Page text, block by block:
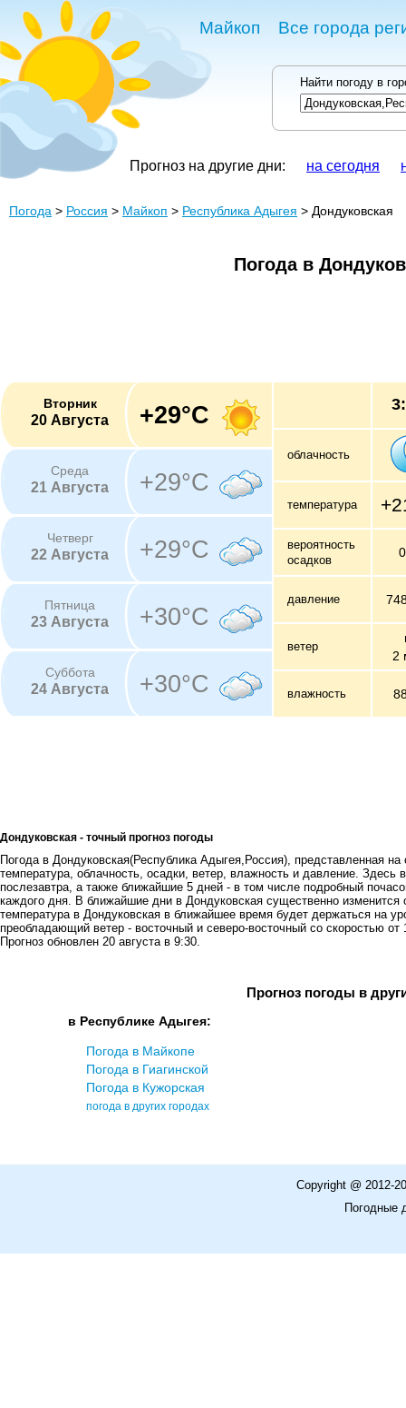
Майкоп Все города
Найти погоду в
Прогноз на другие дни: на сегодня
Погода > Россия > Майкоп > Республика Адыгея > Дондуковская
Погода в
Вторник
20 Августа +29°C
Среда
21 Августа +29°C
Четверг
22 Августа +29°C
Пятница
23 Августа +30°C
Суббота
24 Августа +30°C
облачность
температура
вероятность
осадков
давление
ветер
2
влажность
Дондуковская - точный прогноз погоды
Погода в Дондуковская(Республика Адыгея,Россия), представленная
температура, облачность, осадки, ветер, влажность и давление. Здесь
послезавтра, а также ближайшие 5 дней - в том числе подробный
каждого дня. В ближайшие дни в Дондуковская существенно изменится
температура в Дондуковская в ближайшее время будет держаться на
преобладающий ветер - восточный и северо-восточный со скоростью
Прогноз обновлен 20 августа в 9:30.
Прогноз погоды в
в Республике Адыгея:
Погода в Майкопе
Погода в Гиагинской
Погода в Кужорская
погода в других городах
Copyright @ 2012-
Погодные